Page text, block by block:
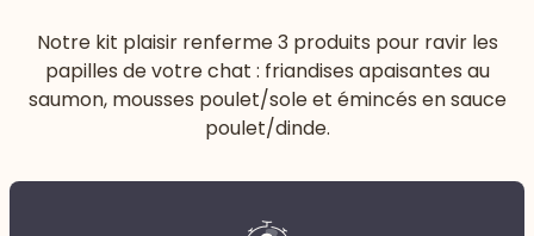
Notre kit plaisir renferme 3 produits pour ravir les
papilles de votre chat : friandises apaisantes au
saumon, mousses poulet/sole et émincés en sauce
poulet/dinde.